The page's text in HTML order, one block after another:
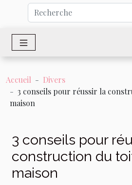
Accueil
Divers
3 conseils pour réussir la
maison
3 conseils pour
construction du
maison